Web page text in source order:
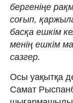
бергеніңе
соғып,
басқа ешкім
менің ешкім
сазгер.
Осы уақытқа
Самат